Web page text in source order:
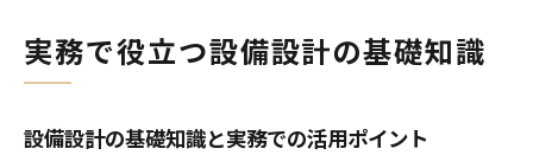
実務で役立つ設備設計の基礎知識
設備設計の基礎知識と実務での活用ポイント